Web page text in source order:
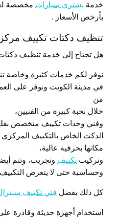
خدمة نشتري سيارات مخصصة
بأرخص الأسعار .
تنظيف دكتات تكييف
هل تحتاج إلى خدمة تنظيف
نوفر لكم خدمات كثيرة وخاصة
في مدينة الكويت ونوفر على
من
خلال نخبة كبيرة من الفنيين،
وفني وحدات تكييف متخصص
الدكت الخاص بالتكييف المركزي
مكانها بحرفية عالية،
وتركيب تكييف وتجريب، وتتم
وحساسية حتى لا يتعرض التكييف
كل ذلك بفضل فني تكييف
استخدام أجهزة حديثة وقادرة